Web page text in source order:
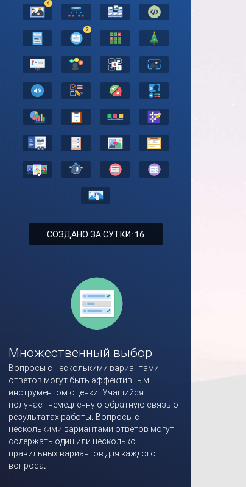
4
2
СОЗДАНО ЗА СУТКИ: 16
Множественный выбор
Вопросы с несколькими вариантами
ответов могут быть эффективным
инструментом оценки. Учащийся
получает немедленную обратную связь о
результатах работы. Вопросы с
несколькими вариантами ответов могут
содержать один или несколько
правильных вариантов для каждого
вопроса.